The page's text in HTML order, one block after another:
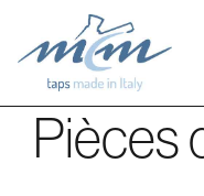
Pièces